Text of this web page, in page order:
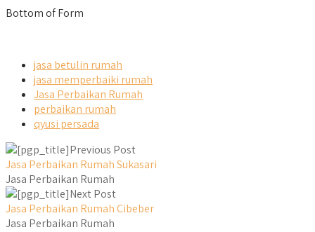
Bottom of Form
jasa betulin rumah
jasa memperbaiki rumah
Jasa Perbaikan Rumah
perbaikan rumah
qyusi persada
Previous Post
Jasa Perbaikan Rumah Sukasari
Jasa Perbaikan Rumah
Next Post
Jasa Perbaikan Rumah Cibeber
Jasa Perbaikan Rumah